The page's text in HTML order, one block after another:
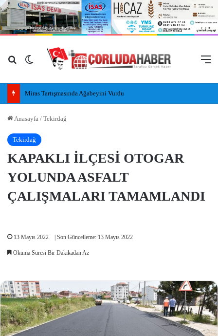
Arama yap ...
Dış görünümü değiştir
Miras Tartışmasında Ağabeyini Vurdu
Anasayfa / Tekirdağ
Tekirdağ
KAPAKLI İLÇESİ OTOGAR
YOLUNDA ASFALT
ÇALIŞMALARI TAMAMLANDI
13 Mayıs 2022 | Son Güncelleme: 13 Mayıs 2022
Okuma Süresi Bir Dakikadan Az